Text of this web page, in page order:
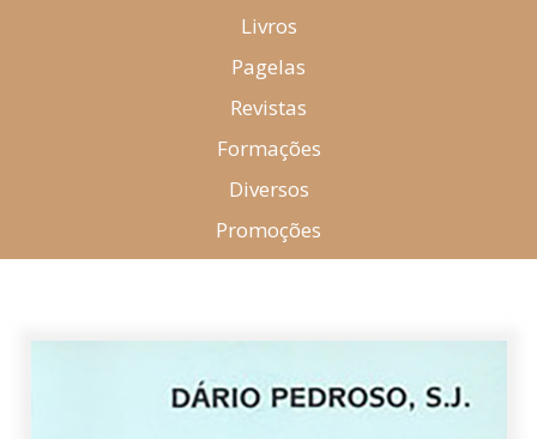
Livros
Pagelas
Revistas
Formações
Diversos
Promoções